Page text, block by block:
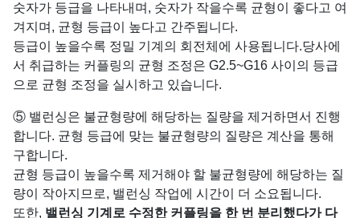
숫자가 등급을 나타내며, 숫자가 작을수록 균형이 좋다고 여
겨지며, 균형 등급이 높다고 간주됩니다.
등급이 높을수록 정밀 기계의 회전체에 사용됩니다.당사에
서 취급하는 커플링의 균형 조정은 G2.5~G16 사이의 등급
으로 균형 조정을 실시하고 있습니다.
⑤ 밸런싱은 불균형량에 해당하는 질량을 제거하면서 진행
합니다. 균형 등급에 맞는 불균형량의 질량은 계산을 통해
구합니다.
균형 등급이 높을수록 제거해야 할 불균형량에 해당하는 질
량이 작아지므로, 밸런싱 작업에 시간이 더 소요됩니다.
또한, 밸런싱 기계로 수정한 커플링을 한 번 분리했다가 다